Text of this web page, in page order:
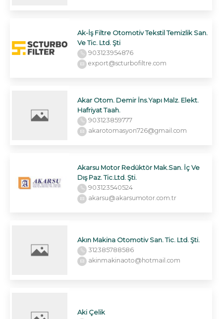
Ak-İş Filtre Otomotiv Tekstil Temizlik San.
Ve Tic. Ltd. Şti
903123954876
export@scturbofiltre.com
Akar Otom. Demir İns.Yapı Malz. Elekt.
Hafriyat Taah.
903123859777
akarotomasyon726@gmail.com
Akarsu Motor Redüktör Mak.San. İç Ve
Dış Paz. Tic.Ltd. Şti.
903123540524
akarsu@akarsumotor.com.tr
Akın Makina Otomotiv San. Tic. Ltd. Şti.
312385788586
akinmakinaoto@hotmail.com
Aki Çelik